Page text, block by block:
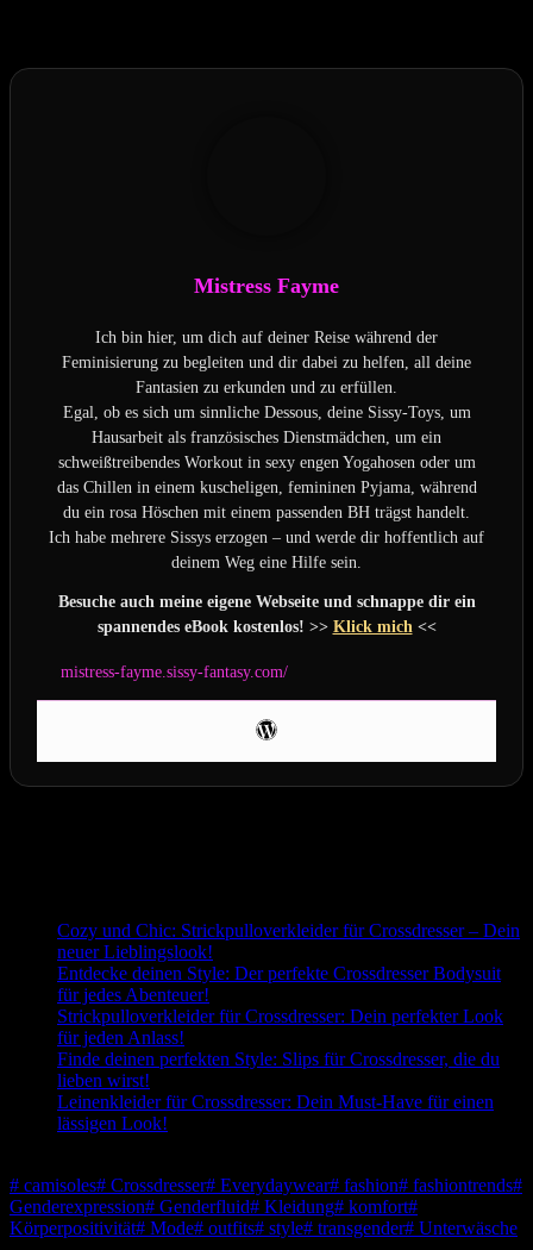
Mistress Fayme
Ich bin hier, um dich auf deiner Reise während der
Feminisierung zu begleiten und dir dabei zu helfen, all deine
Fantasien zu erkunden und zu erfüllen.
Egal, ob es sich um sinnliche Dessous, deine Sissy-Toys, um
Hausarbeit als französisches Dienstmädchen, um ein
schweißtreibendes Workout in sexy engen Yogahosen oder um
das Chillen in einem kuscheligen, femininen Pyjama, während
du ein rosa Höschen mit einem passenden BH trägst handelt.
Ich habe mehrere Sissys erzogen – und werde dir hoffentlich auf
deinem Weg eine Hilfe sein.
Besuche auch meine eigene Webseite und schnappe dir ein
spannendes eBook kostenlos! >> Klick mich<<
mistress-fayme.sissy-fantasy.com/
Cozy und Chic: Strickpulloverkleider für Crossdresser – Dein
neuer Lieblingslook!
Entdecke deinen Style: Der perfekte Crossdresser Bodysuit
für jedes Abenteuer!
Strickpulloverkleider für Crossdresser: Dein perfekter Look
für jeden Anlass!
Finde deinen perfekten Style: Slips für Crossdresser, die du
lieben wirst!
Leinenkleider für Crossdresser: Dein Must-Have für einen
lässigen Look!
# camisoles# Crossdresser# Everydaywear# fashion# fashiontrends#
Genderexpression# Genderfluid# Kleidung# komfort#
Körperpositivität# Mode# outfits# style# transgender# Unterwäsche